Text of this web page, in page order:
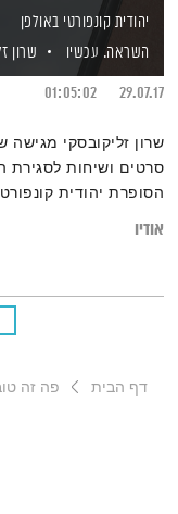
יהודית קונפורטי באולפן
השראה. עכשיו
שרון
29.07.17
01:05:02
שרון זליקובסקי מגישה
סרטים ושיחות לסגירת
הסופרת יהודית
אודיו
דף הבית פה זה